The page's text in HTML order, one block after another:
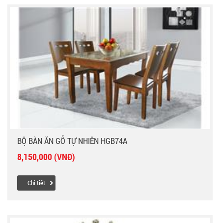
BỘ BÀN ĂN GỖ TỰ NHIÊN HGB74A
8,150,000 (VNĐ)
Chi tiết